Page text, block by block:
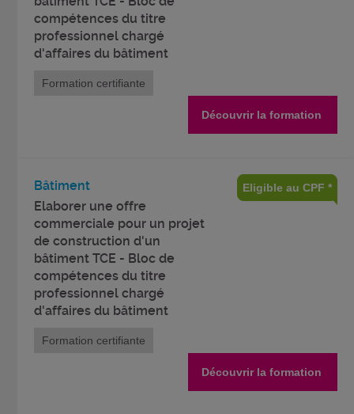
compétences du titre
professionnel chargé
d'affaires du bâtiment
Formation certifiante
Découvrir la formation
Bâtiment
Elaborer une offre
commerciale pour un projet
de construction d'un
bâtiment TCE - Bloc de
compétences du titre
professionnel chargé
d'affaires du bâtiment
Eligible au CPF *
Formation certifiante
Découvrir la formation